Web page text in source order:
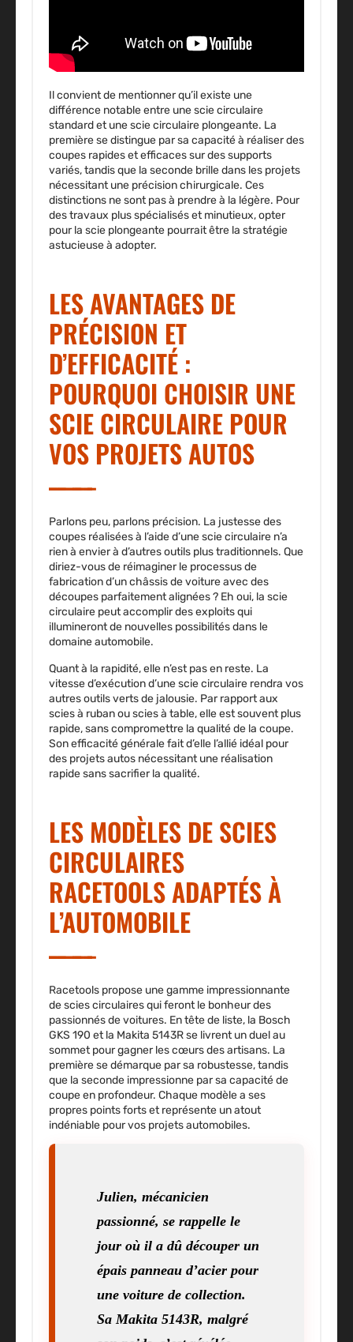
Il convient de mentionner qu’il existe une
différence notable entre une scie circulaire
standard et une scie circulaire plongeante. La
première se distingue par sa capacité à réaliser des
coupes rapides et efficaces sur des supports
variés, tandis que la seconde brille dans les projets
nécessitant une précision chirurgicale. Ces
distinctions ne sont pas à prendre à la légère. Pour
des travaux plus spécialisés et minutieux, opter
pour la scie plongeante pourrait être la stratégie
astucieuse à adopter.
LES AVANTAGES DE
PRÉCISION ET
D’EFFICACITÉ :
POURQUOI CHOISIR UNE
SCIE CIRCULAIRE POUR
VOS PROJETS AUTOS
Parlons peu, parlons précision. La justesse des
coupes réalisées à l’aide d’une scie circulaire n’a
rien à envier à d’autres outils plus traditionnels. Que
diriez-vous de réimaginer le processus de
fabrication d’un châssis de voiture avec des
découpes parfaitement alignées ? Eh oui, la scie
circulaire peut accomplir des exploits qui
illumineront de nouvelles possibilités dans le
domaine automobile.
Quant à la rapidité, elle n’est pas en reste. La
vitesse d’exécution d’une scie circulaire rendra vos
autres outils verts de jalousie. Par rapport aux
scies à ruban ou scies à table, elle est souvent plus
rapide, sans compromettre la qualité de la coupe.
Son efficacité générale fait d’elle l’allié idéal pour
des projets autos nécessitant une réalisation
rapide sans sacrifier la qualité.
LES MODÈLES DE SCIES
CIRCULAIRES
RACETOOLS ADAPTÉS À
L’AUTOMOBILE
Racetools propose une gamme impressionnante
de scies circulaires qui feront le bonheur des
passionnés de voitures. En tête de liste, la Bosch
GKS 190 et la Makita 5143R se livrent un duel au
sommet pour gagner les cœurs des artisans. La
première se démarque par sa robustesse, tandis
que la seconde impressionne par sa capacité de
coupe en profondeur. Chaque modèle a ses
propres points forts et représente un atout
indéniable pour vos projets automobiles.
Julien, mécanicien
passionné, se rappelle le
jour où il a dû découper un
épais panneau d’acier pour
une voiture de collection.
Sa Makita 5143R, malgré